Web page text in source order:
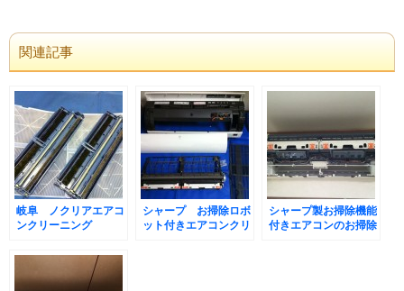
関連記事
岐阜 ノクリアエアコ
ンクリーニング
シャープ お掃除ロボ
ット付きエアコンクリ
シャープ製お掃除機能
付きエアコンのお掃除